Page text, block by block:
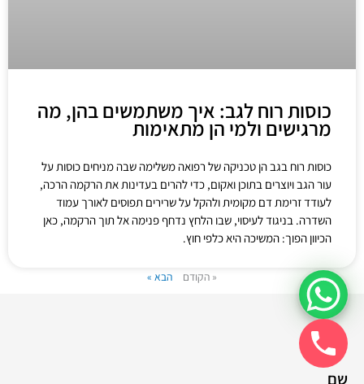
כוסות רוח לגב: איך משתמשים בהן, מה
מרגישים ולמי הן מתאימות
כוסות רוח בגב הן טכניקה של רפואה משלימה שבה מניחים כוסות על
עור הגב ויוצרים בתוכן ואקום, כדי להרים בעדינות את הרקמה הרכה,
לעודד זרימת דם מקומית ולהקל על שרירים תפוסים לאורך עמוד
השדרה. בניגוד לעיסוי, שבו הלחץ נדחף פנימה אל תוך הרקמה, כאן
הכיוון הפוך: המשיכה היא כלפי חוץ.
« הקודם הבא »
שם